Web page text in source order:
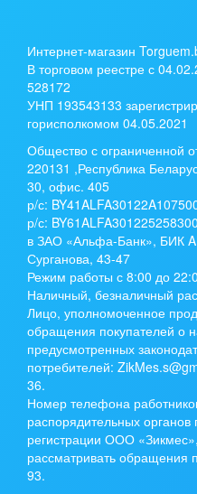
Интернет-магазин
В торговом реестре с
528172
УНП 193543133
горисполкомом 04.05.2021
Общество с ограниченной
220131 ,Республика
30, офис. 405
р/с:
р/с:
в ЗАО «Альфа-Банк», БИК
Сурганова, 43-47
Режим работы с 8:00 до
Наличный, безналичный
Лицо, уполномоченное
обращения покупателей о
предусмотренных
потребителей:
36.
Номер телефона
распорядительных органов
регистрации ООО
рассматривать обращения
93.